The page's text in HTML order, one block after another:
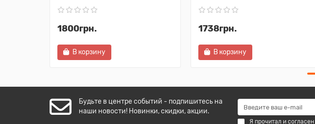
1800грн.
В корзину
1738грн.
В корзину
Будьте в центре событий - подпишитесь на
наши новости! Новинки, скидки, акции.
Я прочитал и